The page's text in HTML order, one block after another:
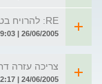
RE: להרויח בטוח ובגדול!!!!!!!!!!!!!!!!!!
26/06/2005 | 09:03 | מאת: אנטי-נאיביות
צריכה עזרה
24/06/2005 | 12:17 | מאת: יסמין